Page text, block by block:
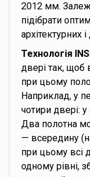
2012 мм.
підібрати
архітектурних
Технологія
двері так, щоб
при цьому
Наприклад, у
чотири двері:
Два полотна
— всередину
при цьому всі
одному рівні,